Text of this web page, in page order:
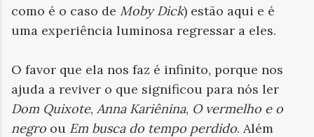
como é o caso de Moby Dick) estão aqui e é
uma experiência luminosa regressar a eles.
O favor que ela nos faz é infinito, porque nos
ajuda a reviver o que significou para nós ler
Dom Quixote, Anna Kariênina, O vermelho e o
negro ou Em busca do tempo perdido. Além